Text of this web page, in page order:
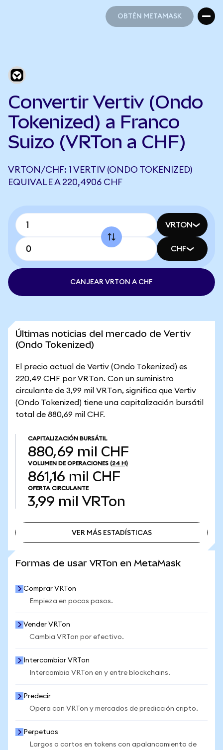
OBTÉN METAMASK
Convertir Vertiv (Ondo
Tokenized) a Franco
Suizo (VRTon a CHF)
VRTON/CHF: 1 VERTIV (ONDO TOKENIZED)
EQUIVALE A 220,4906 CHF
VRTON
CHF
CANJEAR VRTON A CHF
Últimas noticias del mercado de Vertiv
(Ondo Tokenized)
El precio actual de Vertiv (Ondo Tokenized) es
220,49 CHF por VRTon. Con un suministro
circulante de 3,99 mil VRTon, significa que Vertiv
(Ondo Tokenized) tiene una capitalización bursátil
total de 880,69 mil CHF.
CAPITALIZACIÓN BURSÁTIL
880,69 mil CHF
VOLUMEN DE OPERACIONES (24 H)
861,16 mil CHF
OFERTA CIRCULANTE
3,99 mil VRTon
VER MÁS ESTADÍSTICAS
Formas de usar VRTon en MetaMask
Comprar VRTon
Empieza en pocos pasos.
Vender VRTon
Cambia VRTon por efectivo.
Intercambiar VRTon
Intercambia VRTon en y entre blockchains.
Predecir
Opera con VRTon y mercados de predicción cripto.
Perpetuos
Largos o cortos en tokens con apalancamiento de